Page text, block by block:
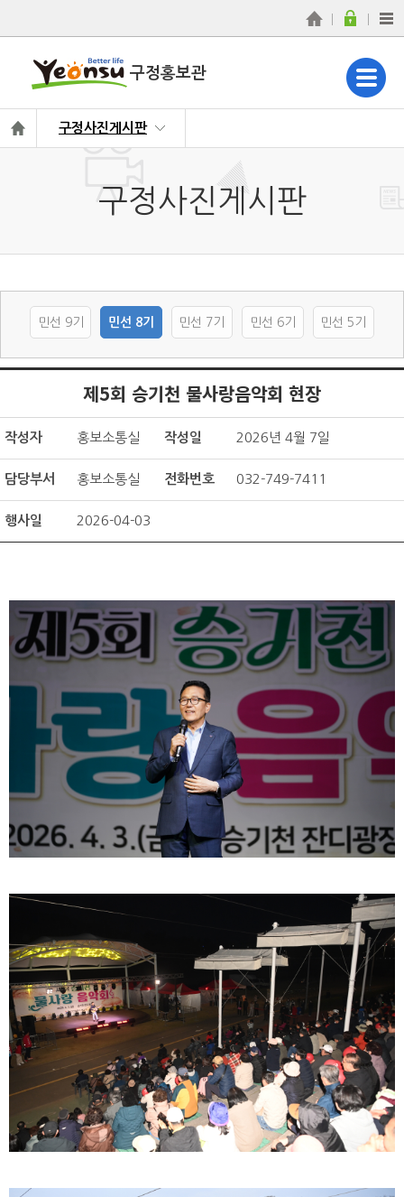
구정홍보관
구정사진게시판
구정사진게시판
민선 9기 민선 8기 민선 7기 민선 6기 민선 5기
제5회 승기천 물사랑음악회 현장
작성자 홍보소통실 작성일 2026년 4월 7일
담당부서 홍보소통실 전화번호 032-749-7411
행사일 2026-04-03